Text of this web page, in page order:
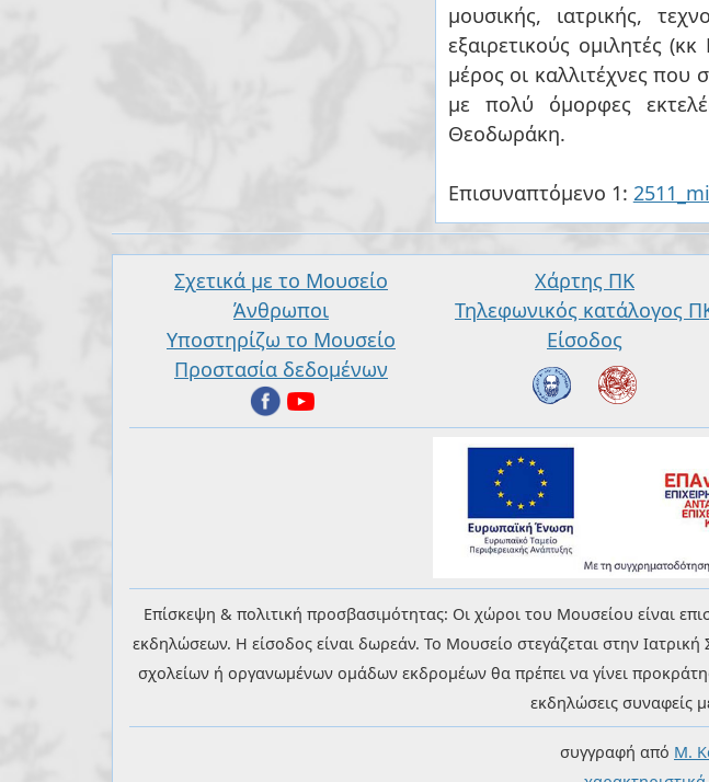
μουσικής, ιατρικής,
εξαιρετικούς ομιλητές
μέρος οι καλλιτέχνες
με πολύ όμορφες
Θεοδωράκη.
Επισυναπτόμενο 1:
Σχετικά με το Μουσείο
Άνθρωποι
Υποστηρίζω το Μουσείο
Προστασία δεδομένων
Χάρτης ΠΚ
Τηλεφωνικός κατάλογος
Είσοδος
Επίσκεψη & πολιτική προσβασιμότητας: Οι χώροι του Μουσείου είναι
εκδηλώσεων. Η είσοδος είναι δωρεάν. Το Μουσείο στεγάζεται στην
σχολείων ή οργανωμένων ομάδων εκδρομέων θα πρέπει να γίνει
εκδηλώσεις συναφείς
συγγραφή από Μ.